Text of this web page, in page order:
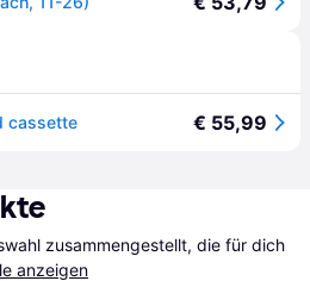
cassette € 55,99
zusammengestellt, die für dich
anzeigen